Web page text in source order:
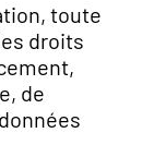
toute
droits
de